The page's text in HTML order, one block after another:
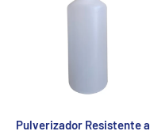
Pulverizador Resistente a